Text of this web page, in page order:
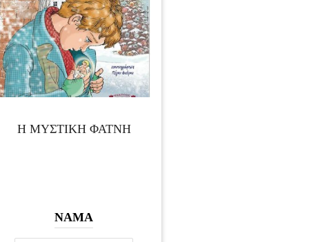
Η ΜΥΣΤΙΚΗ ΦΑΤΝΗ
ΝΑΜΑ